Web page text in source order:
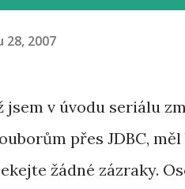
28, 2007
jsem v úvodu seriálu
přes JDBC,
žádné zázraky.